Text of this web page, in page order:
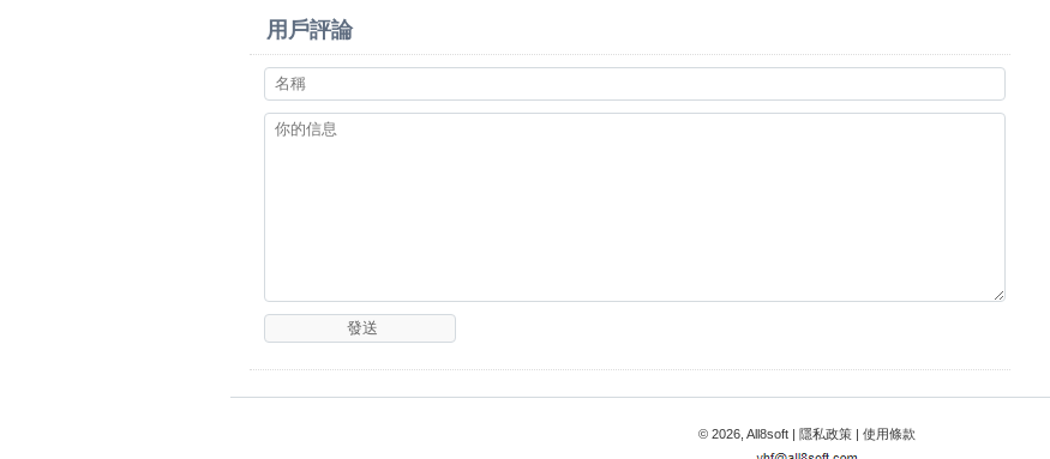
用戶評論
© 2026, All8soft | 隱私政策| 使用條款